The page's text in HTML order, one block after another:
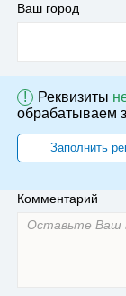
Ваш город
! Реквизиты
обрабатываем
Заполнить
Комментарий